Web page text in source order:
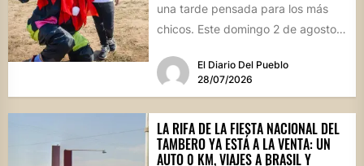
una tarde pensada para los más
chicos. Este domingo 2 de agosto,
El Diario Del Pueblo
28/07/2026
LA RIFA DE LA FIESTA NACIONAL DEL
TAMBERO YA ESTÁ A LA VENTA: UN
AUTO 0 KM, VIAJES A BRASIL Y